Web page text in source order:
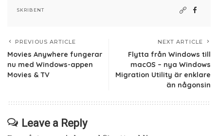
SKRIBENT
PREVIOUS ARTICLE
Movies Anywhere fungerar
nu med Windows-appen
Movies & TV
NEXT ARTICLE
Flytta från Windows till
macOS – nya Windows
Migration Utility är enklare
än någonsin
Leave a Reply